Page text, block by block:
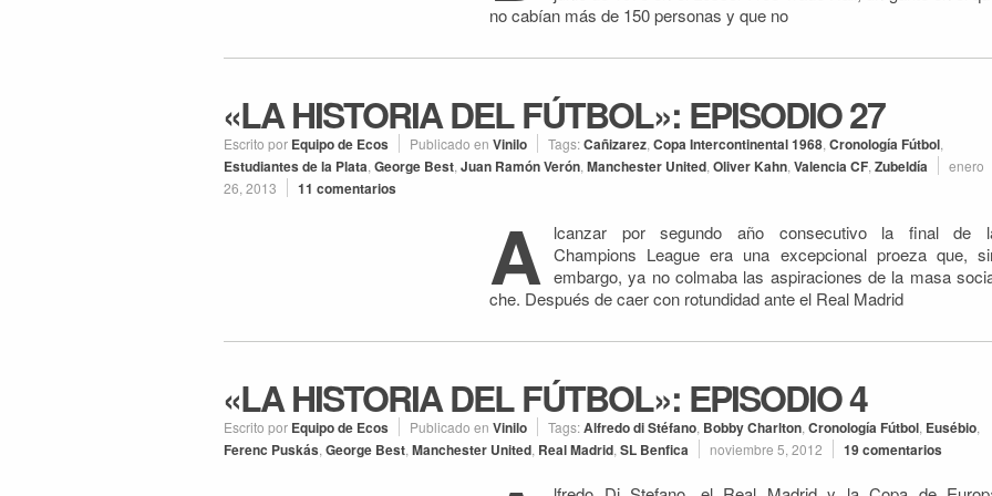
no cabían más de 150 personas y que no
«LA HISTORIA DEL FÚTBOL»: EPISODIO 27
Escrito por Equipo de Ecos Publicado en Vinilo Tags:Cañizarez, Copa Intercontinental 1968, Cronología Fútbol,
Estudiantes de la Plata, George Best, Juan Ramón Verón, Manchester United, Oliver Kahn, Valencia CF, Zubeldía
enero
26, 2013
11 comentarios
A lcanzar por segundo año consecutivo la final de
Champions League era una excepcional proeza que,
embargo, ya no colmaba las aspiraciones de la masa
che. Después de caer con rotundidad ante el Real Madrid
«LA HISTORIA DEL FÚTBOL»: EPISODIO 4
Escrito por Equipo de Ecos Publicado en Vinilo Tags:Alfredo di Stéfano, Bobby Charlton, Cronología Fútbol, Eusébio,
Ferenc Puskás, George Best, Manchester United, Real Madrid, SL Benfica noviembre 5, 2012 19 comentarios